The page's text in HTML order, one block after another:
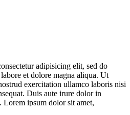
adipisicing elit, sed do
et dolore magna aliqua. Ut
exercitation ullamco laboris nisi
Duis aute irure dolor in
ipsum dolor sit amet,
do eiusmod tempor incididunt ut